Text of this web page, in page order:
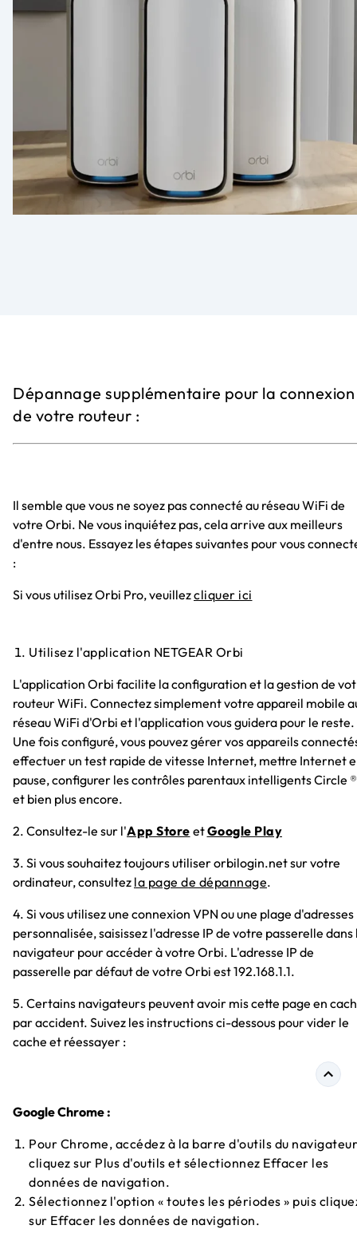
Dépannage supplémentaire pour la connexion
de votre routeur :
Il semble que vous ne soyez pas connecté au réseau WiFi de
votre Orbi. Ne vous inquiétez pas, cela arrive aux meilleurs
d'entre nous. Essayez les étapes suivantes pour vous
:
Si vous utilisez Orbi Pro, veuillezcliquer ici
Utilisez l'application NETGEAR Orbi
L'application Orbi facilite la configuration et la gestion de
routeur WiFi. Connectez simplement votre appareil mobile
réseau WiFi d'Orbi et l'application vous guidera pour le reste.
Une fois configuré, vous pouvez gérer vos appareils
effectuer un test rapide de vitesse Internet, mettre Internet
pause, configurer les contrôles parentaux intelligents Circle ®
et bien plus encore.
2. Consultez-le sur l'App Store etGoogle Play
3. Si vous souhaitez toujours utiliser orbilogin.net sur votre
ordinateur, consultez la page de dépannage.
4. Si vous utilisez une connexion VPN ou une plage d'adresses
personnalisée, saisissez l'adresse IP de votre passerelle dans
navigateur pour accéder à votre Orbi. L'adresse IP de
passerelle par défaut de votre Orbi est 192.168.1.1.
5. Certains navigateurs peuvent avoir mis cette page en
par accident. Suivez les instructions ci-dessous pour vider le
cache et réessayer :
Google Chrome :
Pour Chrome, accédez à la barre d'outils du
cliquez sur Plus d'outils et sélectionnez Effacer les
données de navigation.
Sélectionnez l'option « toutes les périodes » puis
sur Effacer les données de navigation.